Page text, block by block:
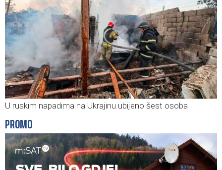
U ruskim napadima na Ukrajinu ubijeno šest osoba
PROMO